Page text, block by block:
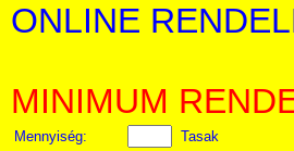
ONLINE
MINIMUM
Mennyiség:
Tasak